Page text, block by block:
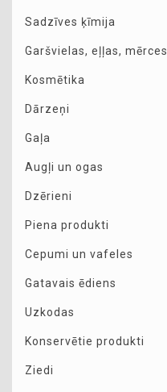
Sadzīves ķīmija
Garšvielas, eļļas, mērces
Kosmētika
Dārzeņi
Gaļa
Augļi un ogas
Dzērieni
Piena produkti
Cepumi un vafeles
Gatavais ēdiens
Uzkodas
Konservētie produkti
Ziedi